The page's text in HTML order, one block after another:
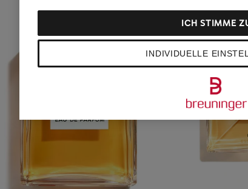
INDIVIDUELLE
ICH STIMME